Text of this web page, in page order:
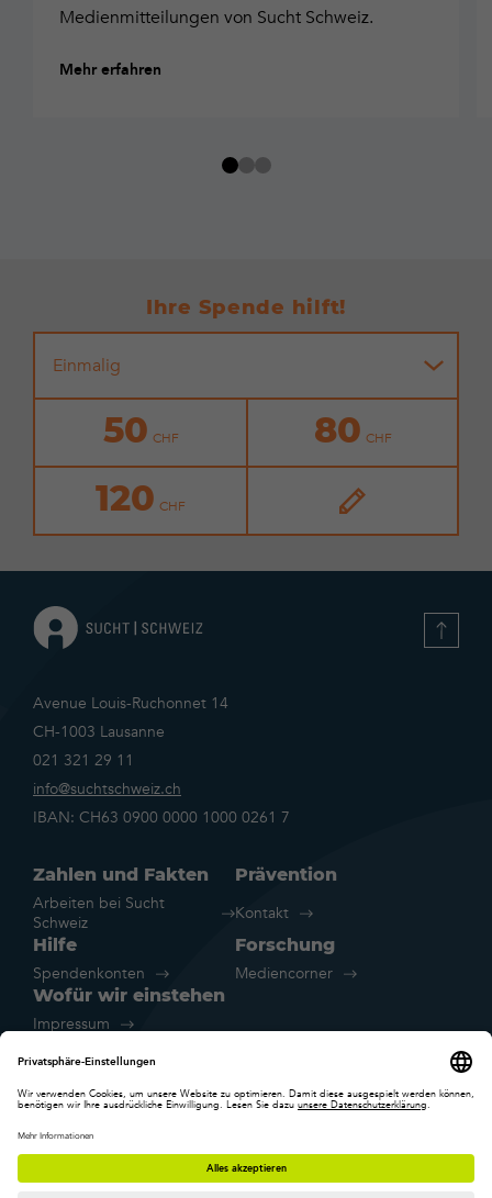
Medienmitteilungen von Sucht Schweiz.
Mehr erfahren
Ihre Spende hilft!
Einmalig
50
80
120
Avenue Louis-Ruchonnet 14
CH-1003 Lausanne
021 321 29 11
info@suchtschweiz.ch
IBAN: CH63 0900 0000 1000 0261 7
Zahlen und Fakten
Arbeiten bei Sucht
Schweiz
Prävention
Kontakt
Hilfe
Spendenkonten
Forschung
Mediencorner
Wofür wir einstehen
Impressum
DatenschutzCookie-Einstellungen